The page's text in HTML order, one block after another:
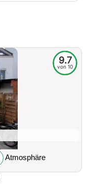
9.7
von 10
Atmosphäre